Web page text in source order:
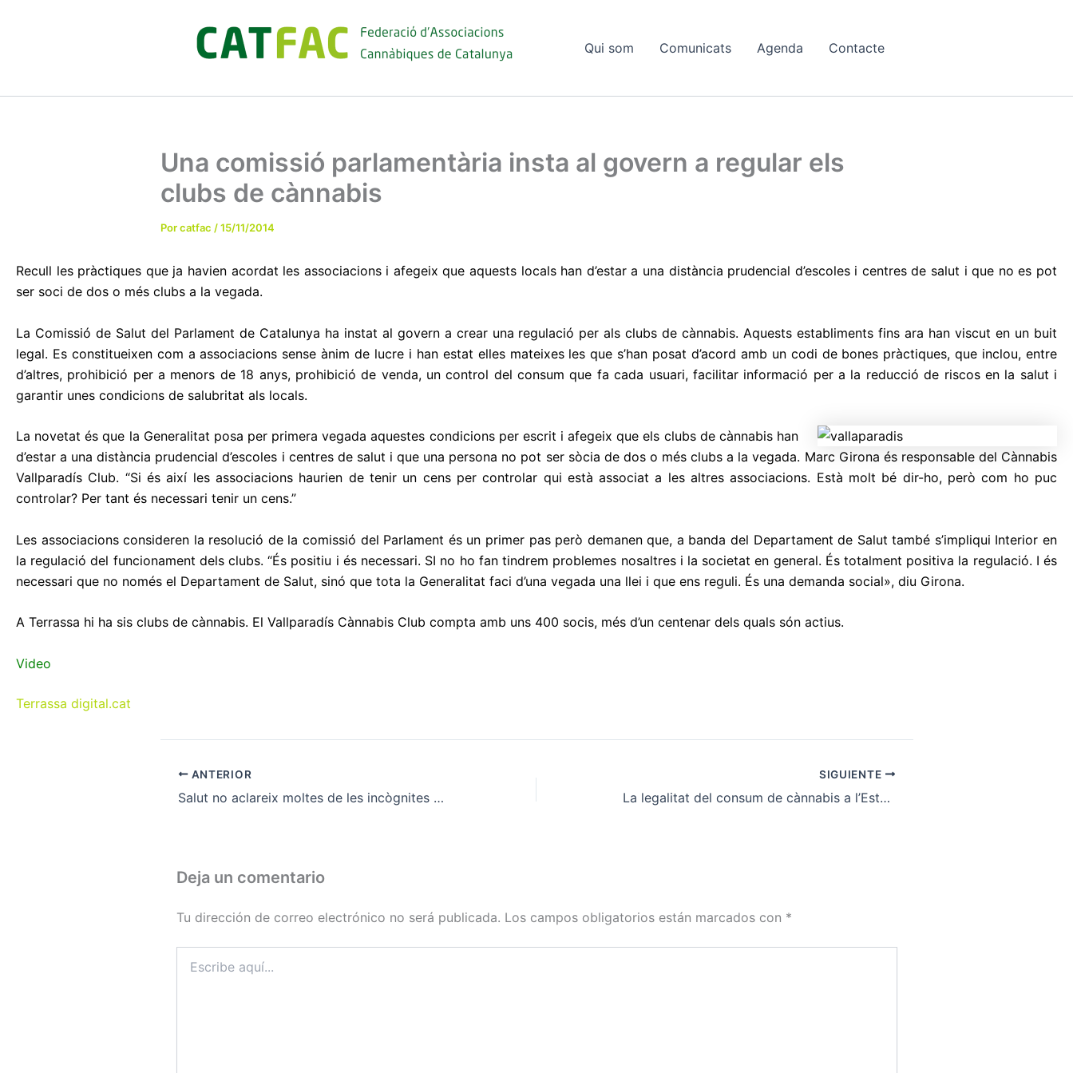
Qui som Comunicats Agenda Contacte
Una comissió parlamentària insta al govern a regular els
clubs de cànnabis
Porcatfac /15/11/2014
Recull les pràctiques que ja havien acordat les associacions i afegeix que aquests locals han d’estar a una distància prudencial d’escoles i centres de salut i que no es pot
ser soci de dos o més clubs a la vegada.
La Comissió de Salut del Parlament de Catalunya ha instat al govern a crear una regulació per als clubs de cànnabis. Aquests establiments fins ara han viscut en un buit
legal. Es constitueixen com a associacions sense ànim de lucre i han estat elles mateixes les que s’han posat d’acord amb un codi de bones pràctiques, que inclou, entre
d’altres, prohibició per a menors de 18 anys, prohibició de venda, un control del consum que fa cada usuari, facilitar informació per a la reducció de riscos en la salut i
garantir unes condicions de salubritat als locals.
La novetat és que la Generalitat posa per primera vegada aquestes condicions per escrit i afegeix que els clubs de cànnabis han
d’estar a una distància prudencial d’escoles i centres de salut i que una persona no pot ser sòcia de dos o més clubs a la vegada. Marc Girona és responsable del Cànnabis
Vallparadís Club. “Si és així les associacions haurien de tenir un cens per controlar qui està associat a les altres associacions. Està molt bé dir-ho, però com ho puc
controlar? Per tant és necessari tenir un cens.”
Les associacions consideren la resolució de la comissió del Parlament és un primer pas però demanen que, a banda del Departament de Salut també s’impliqui Interior en
la regulació del funcionament dels clubs. “És positiu i és necessari. SI no ho fan tindrem problemes nosaltres i la societat en general. És totalment positiva la regulació. I és
necessari que no només el Departament de Salut, sinó que tota la Generalitat faci d’una vegada una llei i que ens reguli. És una demanda social», diu Girona.
A Terrassa hi ha sis clubs de cànnabis. El Vallparadís Cànnabis Club compta amb uns 400 socis, més d’un centenar dels quals són actius.
Video
Terrassa digital.cat
ANTERIOR
Salut no aclareix moltes de les incògnites de les entitats catalanes d'autoconsum
SIGUIENTE
La legalitat del consum de cànnabis a l’Estat espanyol
Deja un comentario
Tu dirección de correo electrónico no será publicada. Los campos obligatorios están marcados con *
aquí...